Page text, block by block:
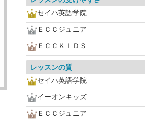
セイハ英語学院
ＥＣＣジュニア
ＥＣＣＫＩＤＳ
レッスンの質
セイハ英語学院
イーオンキッズ
ＥＣＣジュニア